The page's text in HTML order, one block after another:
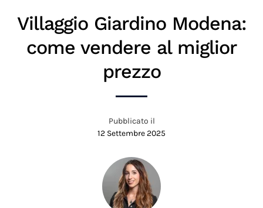
Villaggio Giardino Modena:
come vendere al miglior
prezzo
Pubblicato il
12 Settembre 2025